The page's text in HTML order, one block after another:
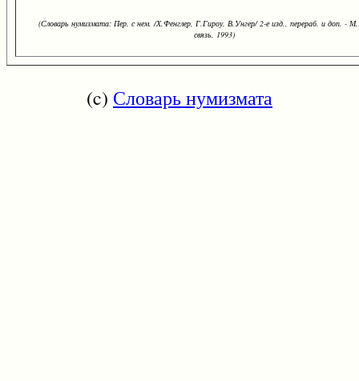
(Словарь нумизмата: Пер. с нем. /Х.Фенглер, Г.Гироу, В.Унгер/ 2-е изд., перераб. и доп. -
связь, 1993)
(c) Словарь нумизмата